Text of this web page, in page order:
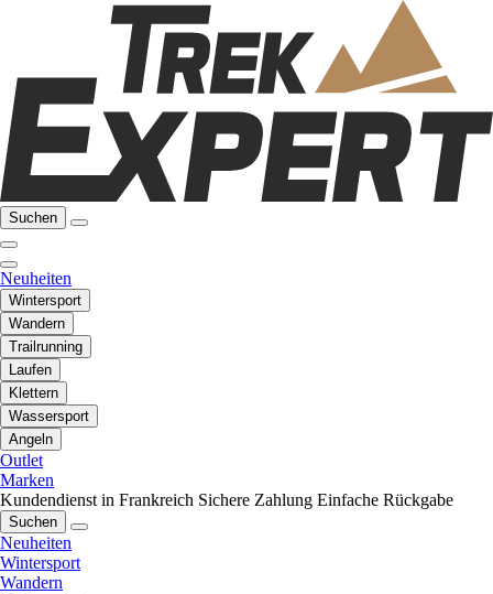
Suchen
Neuheiten
Wintersport
Wandern
Trailrunning
Laufen
Klettern
Wassersport
Angeln
Outlet
Marken
Kundendienst in Frankreich Sichere Zahlung Einfache Rückgabe
Suchen
Neuheiten
Wintersport
Wandern